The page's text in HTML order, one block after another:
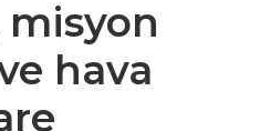
misyon
hava